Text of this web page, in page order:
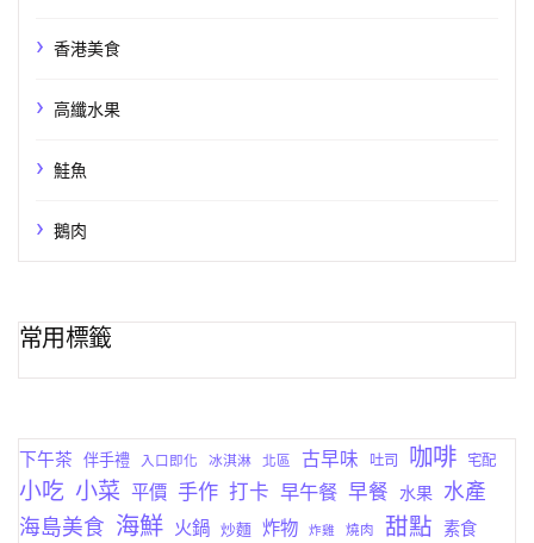
香港美食
高纖水果
鮭魚
鵝肉
常用標籤
下午茶 伴手禮 入口即化 冰淇淋 北區 古早味 吐司 咖啡 宅配
小吃 小菜 平價 手作 打卡 早午餐 早餐 水果
水產
海島美食 海鮮 火鍋 炒麵 炸物 炸雞 燒肉 甜點 素食